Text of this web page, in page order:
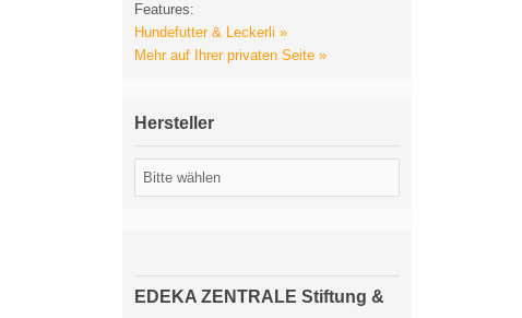
Features:
Hundefutter & Leckerli »
Mehr auf Ihrer privaten Seite »
Hersteller
EDEKA ZENTRALE Stiftung &